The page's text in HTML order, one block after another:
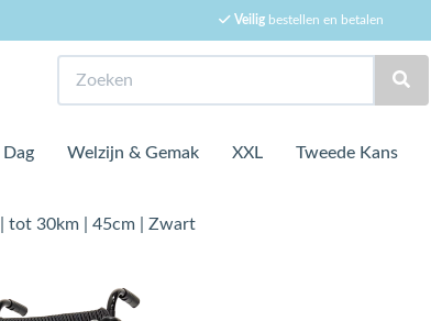
Veiligbestellen en betalen
Dag Welzijn & Gemak XXL Tweede Kans
tot 30km | 45cm | Zwart